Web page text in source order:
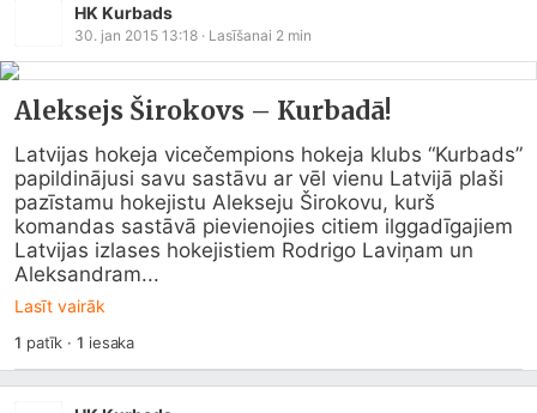
HK Kurbads
30. jan 2015 13:18 · Lasīšanai 2 min
Aleksejs Širokovs – Kurbadā!
Latvijas hokeja vicečempions hokeja klubs “Kurbads”
papildinājusi savu sastāvu ar vēl vienu Latvijā plaši
pazīstamu hokejistu Alekseju Širokovu, kurš
komandas sastāvā pievienojies citiem ilggadīgajiem
Latvijas izlases hokejistiem Rodrigo Laviņam un
Aleksandram...
Lasīt vairāk
1 patīk ·1 iesaka